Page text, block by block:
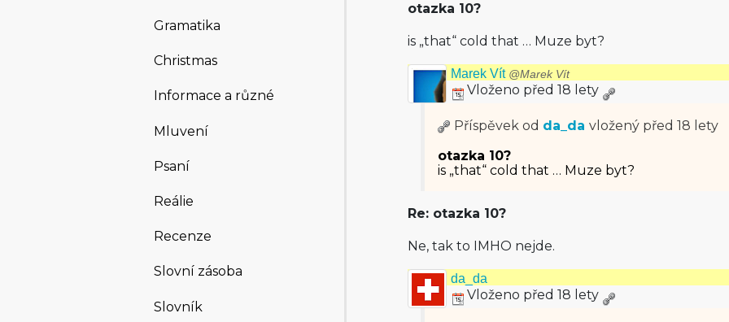
Gramatika
Christmas
Informace a různé
Mluvení
Psaní
Reálie
Recenze
Slovní zásoba
Slovník
otazka 10?
is „that“ cold that … Muze byt?
Marek Vít @Marek Vít
Vloženo před 18 lety
Příspěvek od da_da vložený před 18 lety
otazka 10?
is „that“ cold that … Muze byt?
Re: otazka 10?
Ne, tak to IMHO nejde.
da_da
Vloženo před 18 lety